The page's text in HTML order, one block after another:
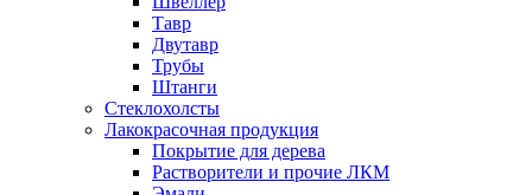
Тавр
Двутавр
Трубы
Штанги
Стеклохолсты
Лакокрасочная продукция
Покрытие для дерева
Растворители и прочие ЛКМ